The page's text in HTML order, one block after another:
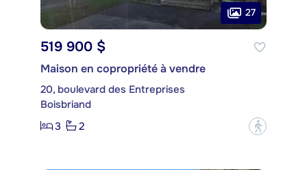
27
519 900 $
Maison en copropriété à vendre
20, boulevard des Entreprises
Boisbriand
3
2 ?